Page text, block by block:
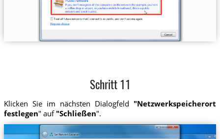
Schritt 11
Klicken Sie im nächsten Dialogfeld "Netzwerkspeicherort
festlegen" auf "Schließen".